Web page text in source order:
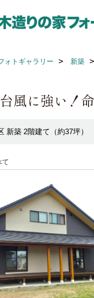
ォトギャラリー 新築
風に強い！
新築 2階建て（約37坪）
て